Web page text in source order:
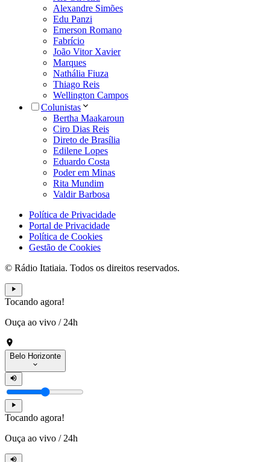
Alexandre Simões
Edu Panzi
Emerson Romano
Fabrício
João Vitor Xavier
Marques
Nathália Fiuza
Thiago Reis
Wellington Campos
Colunistas
Bertha Maakaroun
Ciro Dias Reis
Direto de Brasília
Edilene Lopes
Eduardo Costa
Poder em Minas
Rita Mundim
Valdir Barbosa
Política de Privacidade
Portal de Privacidade
Política de Cookies
Gestão de Cookies
© Rádio Itatiaia. Todos os direitos reservados.
Tocando agora!
Ouça ao vivo / 24h
Belo Horizonte
Tocando agora!
Ouça ao vivo / 24h